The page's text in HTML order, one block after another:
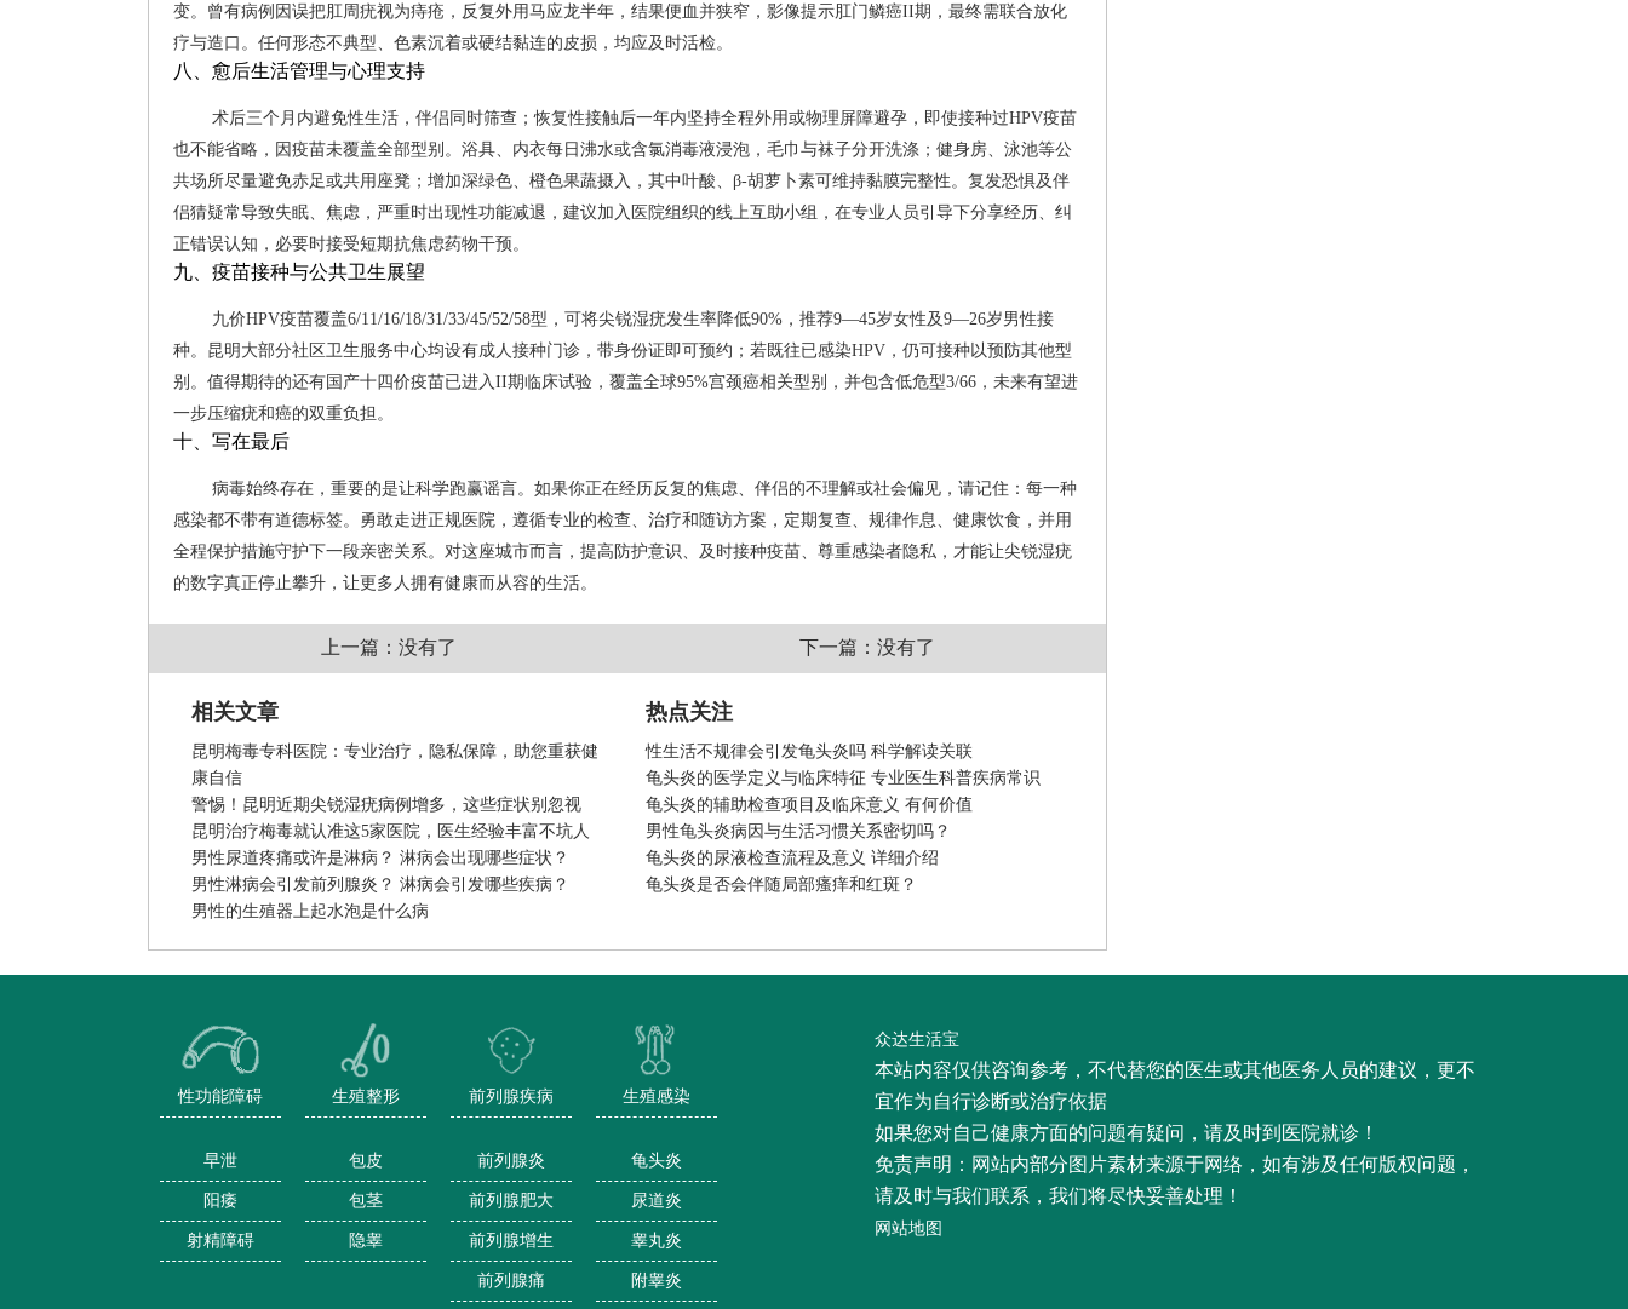
变。曾有病例因误把肛周疣视为痔疮，反复外用马应龙半年，结果便血并狭窄，影像提示肛门鳞癌II期，最终需联合放化
疗与造口。任何形态不典型、色素沉着或硬结黏连的皮损，均应及时活检。
八、愈后生活管理与心理支持
术后三个月内避免性生活，伴侣同时筛查；恢复性接触后一年内坚持全程外用或物理屏障避孕，即使接种过HPV疫苗
也不能省略，因疫苗未覆盖全部型别。浴具、内衣每日沸水或含氯消毒液浸泡，毛巾与袜子分开洗涤；健身房、泳池等公
共场所尽量避免赤足或共用座凳；增加深绿色、橙色果蔬摄入，其中叶酸、β-胡萝卜素可维持黏膜完整性。复发恐惧及伴
侣猜疑常导致失眠、焦虑，严重时出现性功能减退，建议加入医院组织的线上互助小组，在专业人员引导下分享经历、纠
正错误认知，必要时接受短期抗焦虑药物干预。
九、疫苗接种与公共卫生展望
九价HPV疫苗覆盖6/11/16/18/31/33/45/52/58型，可将尖锐湿疣发生率降低90%，推荐9—45岁女性及9—26岁男性接
种。昆明大部分社区卫生服务中心均设有成人接种门诊，带身份证即可预约；若既往已感染HPV，仍可接种以预防其他型
别。值得期待的还有国产十四价疫苗已进入II期临床试验，覆盖全球95%宫颈癌相关型别，并包含低危型3/66，未来有望进
一步压缩疣和癌的双重负担。
十、写在最后
病毒始终存在，重要的是让科学跑赢谣言。如果你正在经历反复的焦虑、伴侣的不理解或社会偏见，请记住：每一种
感染都不带有道德标签。勇敢走进正规医院，遵循专业的检查、治疗和随访方案，定期复查、规律作息、健康饮食，并用
全程保护措施守护下一段亲密关系。对这座城市而言，提高防护意识、及时接种疫苗、尊重感染者隐私，才能让尖锐湿疣
的数字真正停止攀升，让更多人拥有健康而从容的生活。
上一篇：没有了 下一篇：没有了
相关文章
昆明梅毒专科医院：专业治疗，隐私保障，助您重获健
康自信
警惕！昆明近期尖锐湿疣病例增多，这些症状别忽视
昆明治疗梅毒就认准这5家医院，医生经验丰富不坑人
男性尿道疼痛或许是淋病？ 淋病会出现哪些症状？
男性淋病会引发前列腺炎？ 淋病会引发哪些疾病？
男性的生殖器上起水泡是什么病
热点关注
性生活不规律会引发龟头炎吗 科学解读关联
龟头炎的医学定义与临床特征 专业医生科普疾病常识
龟头炎的辅助检查项目及临床意义 有何价值
男性龟头炎病因与生活习惯关系密切吗？
龟头炎的尿液检查流程及意义 详细介绍
龟头炎是否会伴随局部瘙痒和红斑？
性功能障碍
早泄
阳痿
射精障碍
生殖整形
包皮
包茎
隐睾
前列腺疾病
前列腺炎
前列腺肥大
前列腺增生
前列腺痛
生殖感染
龟头炎
尿道炎
睾丸炎
附睾炎
众达生活宝
本站内容仅供咨询参考，不代替您的医生或其他医务人员的建议，更不
宜作为自行诊断或治疗依据
如果您对自己健康方面的问题有疑问，请及时到医院就诊！
免责声明：网站内部分图片素材来源于网络，如有涉及任何版权问题，
请及时与我们联系，我们将尽快妥善处理！
网站地图